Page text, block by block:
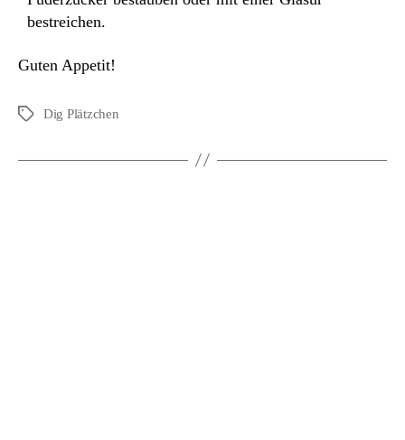
bestreichen.
Guten Appetit!
Schlagwörter
Dig Plätzchen